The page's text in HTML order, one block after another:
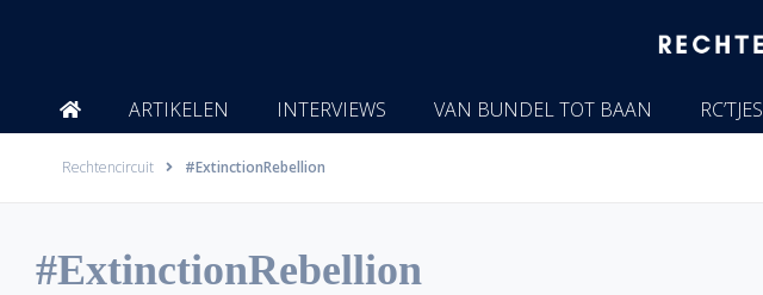
ARTIKELEN INTERVIEWS VAN BUNDEL TOT BAAN RC’TJES
Rechtencircuit #ExtinctionRebellion
#ExtinctionRebellion